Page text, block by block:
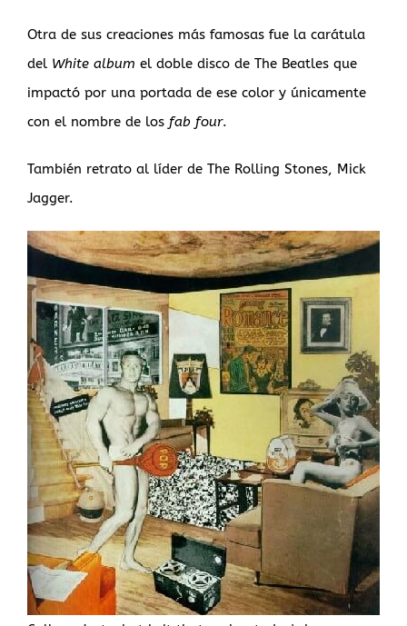
Otra de sus creaciones más famosas fue la carátula
del White album el doble disco de The Beatles que
impactó por una portada de ese color y únicamente
con el nombre de los fab four.
También retrato al líder de The Rolling Stones, Mick
Jagger.